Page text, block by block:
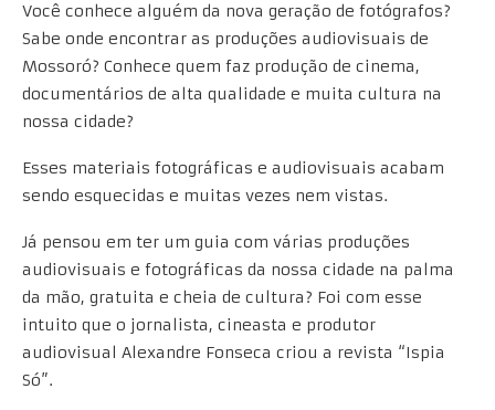
Você conhece alguém da nova geração de fotógrafos?
Sabe onde encontrar as produções audiovisuais de
Mossoró? Conhece quem faz produção de cinema,
documentários de alta qualidade e muita cultura na
nossa cidade?
Esses materiais fotográficas e audiovisuais acabam
sendo esquecidas e muitas vezes nem vistas.
Já pensou em ter um guia com várias produções
audiovisuais e fotográficas da nossa cidade na palma
da mão, gratuita e cheia de cultura? Foi com esse
intuito que o jornalista, cineasta e produtor
audiovisual Alexandre Fonseca criou a revista “Ispia
Só”.